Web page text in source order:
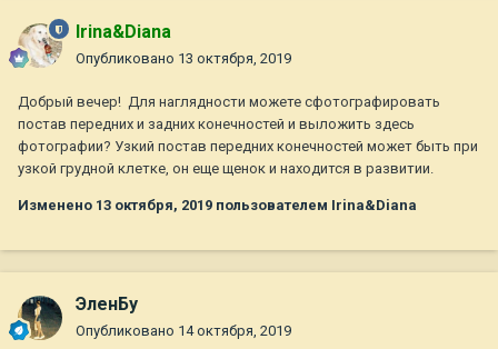
Irina&Diana
Опубликовано 13 октября, 2019
Добрый вечер! Для наглядности можете сфотографировать
постав передних и задних конечностей и выложить здесь
фотографии? Узкий постав передних конечностей может быть при
узкой грудной клетке, он еще щенок и находится в развитии.
Изменено 13 октября, 2019 пользователем Irina&Diana
ЭленБу
Опубликовано 14 октября, 2019